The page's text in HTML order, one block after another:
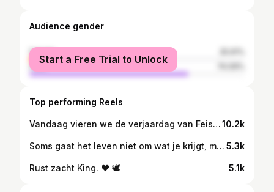
Audience gender
female
male
Start a Free Trial to Unlock
Top performing Reels
Vandaag vieren we de verjaardag van Feis. We eren de legacy die Faisal heeft achtergelaten als persoon en als artiest. Feis Forever❤️ @stichtingfeis is opgericht ter nagedachtenis van Feis en heeft als doel zoveel mogelijk mensen te helpen met dezelfde glimlach en passie zoals hij dit altijd deed. Feis stond voor iedereen klaar - ongeacht leeftijd, cultuur, religie🙏🏼10.2k
Soms gaat het leven niet om wat je krijgt, maar om wat je geeft. Ik heb een nier gedoneerd aan een vriend. Niet omdat ik dacht dat het moest, maar omdat het goed voelde. We delen ons verhaal. @donorvanons vraagt aandacht voor het tekort aan donors met bijvoorbeeld Surinaamse en Marokkaanse roots, terwijl dezelfde roots de kans op een goede match kunnen vergroten. We hebben elkaar nodig. @alee_ecktuh ❤️ 🎥 @segraphy, @milesjacobs en @dr.eday 5.3k
Rust zacht King. ❤️ 🕊️ 5.1k